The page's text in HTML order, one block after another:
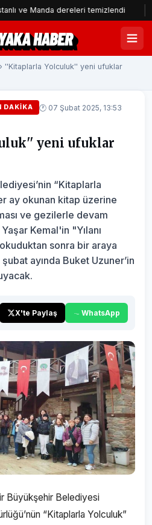
dereleri temizlendi Alabay:
HABER
› ''Kitaplarla Yolculuk'' yeni ufuklar
DAKIKA
🕐 07 Şubat 2025, 13:53
yeni ufuklar
“Kitaplarla
ay okunan kitap üzerine
ve gezilerle devam
Kemal'in "Yılanı
sonra bir araya
ayında Buket Uzuner’in
X'te Paylaş WhatsApp
Büyükşehir Belediyesi
“Kitaplarla Yolculuk”